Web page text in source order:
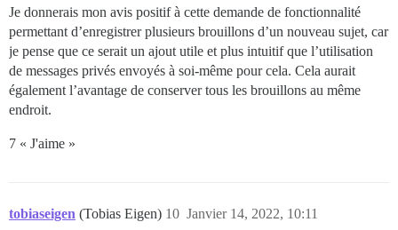
Je donnerais mon avis positif à cette demande de fonctionnalité
permettant d’enregistrer plusieurs brouillons d’un nouveau sujet, car
je pense que ce serait un ajout utile et plus intuitif que l’utilisation
de messages privés envoyés à soi-même pour cela. Cela aurait
également l’avantage de conserver tous les brouillons au même
endroit.
7 « J'aime »
tobiaseigen (Tobias Eigen) Janvier 14, 2022, 10:11
10